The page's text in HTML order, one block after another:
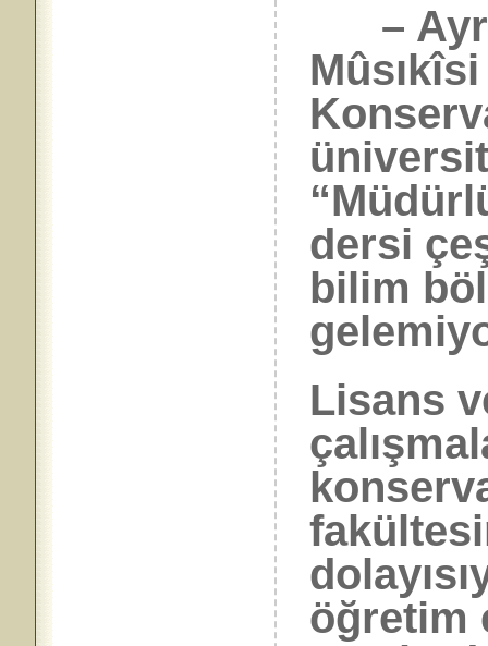
–
dersi
bilim
Lisans
öğretim